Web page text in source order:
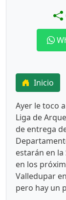
Inicio
Ayer le toco
Liga de
de entrega
estarán en
en los
Valledupar
pero hay un